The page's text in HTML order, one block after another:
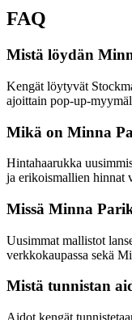
FAQ
Mistä löydän
Kengät löytyvät
ajoittain pop-up-
Mikä on Minna
Hintahaarukka
ja erikoismallien hinnat
Missä Minna
Uusimmat mallistot
verkkokaupassa sekä
Mistä tunnistan